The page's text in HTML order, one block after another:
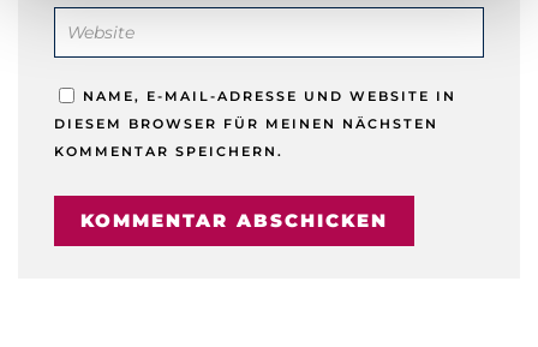
NAME, E-MAIL-ADRESSE UND WEBSITE IN
DIESEM BROWSER FÜR MEINEN NÄCHSTEN
KOMMENTAR SPEICHERN.